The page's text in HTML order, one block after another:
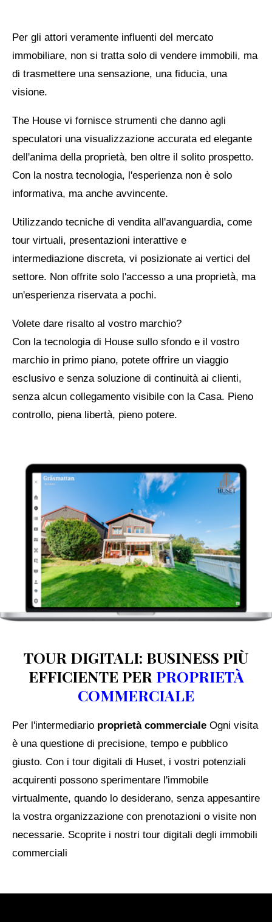
LA NOSTRA VISIONE
Consulenza
strategica e
struttura
Negli affari in cui la precisione è un
imperativo, Huset agisce come garante
invisibile della qualità. Forniamo l'integrità
strutturale e la consulenza discreta necessarie
per transazioni di altissimo livello.
e i proprietari di immobili selezionati,
orchestriamo il processo dietro le quinte. Non
ci limitiamo a modellare i dati, ma modelliamo
ESPLORARE
Per gli attori veramente influenti del mercato
immobiliare, non si tratta solo di vendere immobili, ma
di trasmettere una sensazione, una fiducia, una
visione.
The House vi fornisce strumenti che danno agli
speculatori una visualizzazione accurata ed elegante
dell'anima della proprietà, ben oltre il solito prospetto.
Con la nostra tecnologia, l'esperienza non è solo
informativa, ma anche avvincente.
Utilizzando tecniche di vendita all'avanguardia, come
tour virtuali, presentazioni interattive e
intermediazione discreta, vi posizionate ai vertici del
settore. Non offrite solo l'accesso a una proprietà, ma
un'esperienza riservata a pochi.
Volete dare risalto al vostro marchio?
Con la tecnologia di House sullo sfondo e il vostro
marchio in primo piano, potete offrire un viaggio
esclusivo e senza soluzione di continuità ai clienti,
senza alcun collegamento visibile con la Casa. Pieno
controllo, piena libertà, pieno potere.
TOUR DIGITALI: BUSINESS PIÙ
EFFICIENTE PER PROPRIETÀ
COMMERCIALE
Per l'intermediario proprietà commerciale Ogni visita
è una questione di precisione, tempo e pubblico
giusto. Con i tour digitali di Huset, i vostri potenziali
acquirenti possono sperimentare l'immobile
virtualmente, quando lo desiderano, senza appesantire
la vostra organizzazione con prenotazioni o visite non
necessarie. Scoprite i nostri tour digitali degli immobili
commerciali